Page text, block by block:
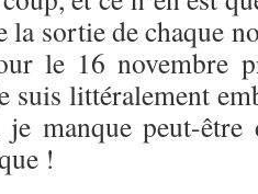
sortie de chaque
le 16 novembre
suis littéralement
manque peut-
!